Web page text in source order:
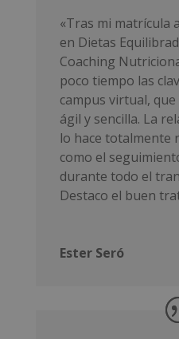
«Tras mi matrícula
en Dietas
Coaching
poco tiempo las
campus virtual,
ágil y sencilla. La
lo hace totalmente
como el
durante todo el
Destaco el buen
Ester Seró